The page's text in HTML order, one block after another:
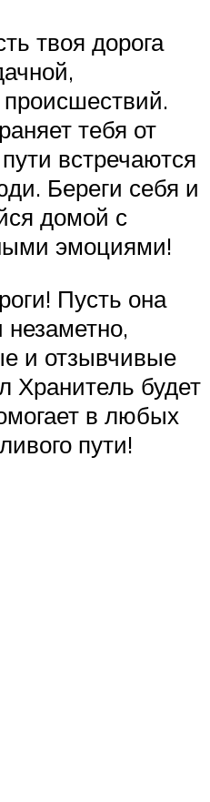
твоя дорога
тебя от
встречаются
Береги себя и
домой с
эмоциями!
Пусть она
и отзывчивые
Хранитель будет
в любых
пути!